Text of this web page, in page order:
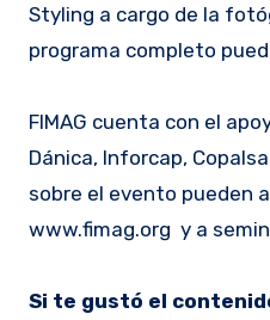
Styling a cargo de la
programa completo
FIMAG cuenta con el
Dánica, Inforcap,
sobre el evento pueden
www.fimag.org y a
Si te gustó el